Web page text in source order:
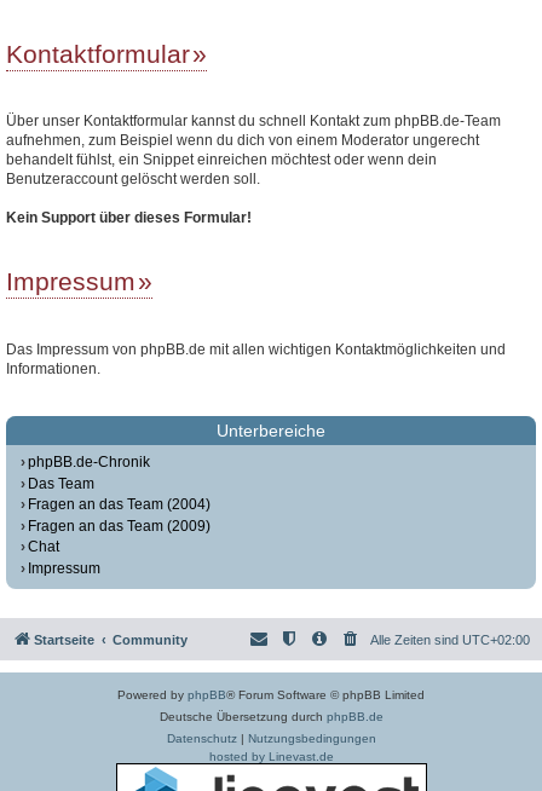
Kontaktformular
Über unser Kontaktformular kannst du schnell Kontakt zum phpBB.de-Team
aufnehmen, zum Beispiel wenn du dich von einem Moderator ungerecht
behandelt fühlst, ein Snippet einreichen möchtest oder wenn dein
Benutzeraccount gelöscht werden soll.
Kein Support über dieses Formular!
Impressum
Das Impressum von phpBB.de mit allen wichtigen Kontaktmöglichkeiten und
Informationen.
Unterbereiche
phpBB.de-Chronik
Das Team
Fragen an das Team (2004)
Fragen an das Team (2009)
Chat
Impressum
Startseite Community Alle Zeiten sind UTC+02:00
Powered by phpBB® Forum Software © phpBB Limited
Deutsche Übersetzung durch phpBB.de
Datenschutz| Nutzungsbedingungen
hosted by Linevast.de